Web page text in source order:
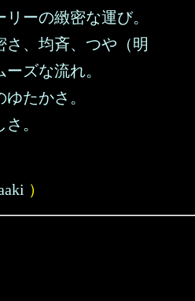
ーの緻密な運び。
、均斉、つや（明
ズな流れ。
たかさ。
。
）